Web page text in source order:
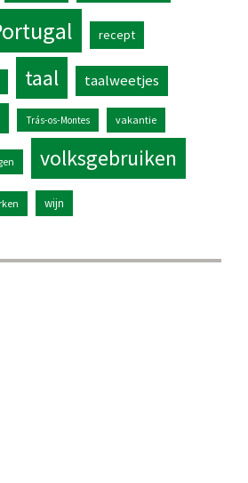
recept
taal taalweetjes
Trás-os-Montes vakantie
volksgebruiken
wijn